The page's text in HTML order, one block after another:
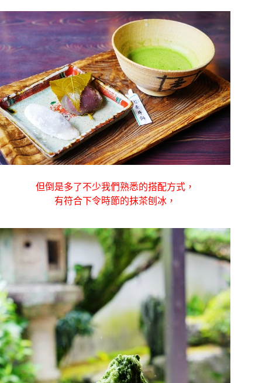
但倒是多了不少我們熟悉的搭配方式，
有符合下令時節的抹茶刨冰，